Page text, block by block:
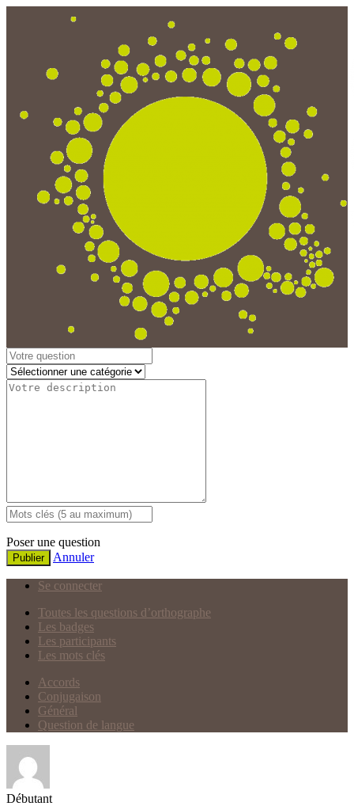
Poser une question
Publier Annuler
Se connecter
Toutes les questions d’orthographe
Les badges
Les participants
Les mots clés
Accords
Conjugaison
Général
Question de langue
Débutant